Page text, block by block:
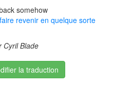
somehow
revenir en quelque sorte
Cyril Blade
la traduction